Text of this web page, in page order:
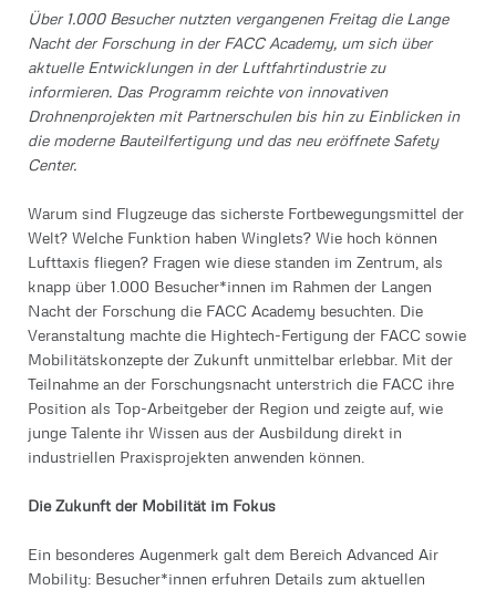
Über 1.000 Besucher nutzten vergangenen Freitag die Lange
Nacht der Forschung in der FACC Academy, um sich über
aktuelle Entwicklungen in der Luftfahrtindustrie zu
informieren. Das Programm reichte von innovativen
Drohnenprojekten mit Partnerschulen bis hin zu Einblicken in
die moderne Bauteilfertigung und das neu eröffnete Safety
Center.
Warum sind Flugzeuge das sicherste Fortbewegungsmittel der
Welt? Welche Funktion haben Winglets? Wie hoch können
Lufttaxis fliegen? Fragen wie diese standen im Zentrum, als
knapp über 1.000 Besucher*innen im Rahmen der Langen
Nacht der Forschung die FACC Academy besuchten. Die
Veranstaltung machte die Hightech-Fertigung der FACC sowie
Mobilitätskonzepte der Zukunft unmittelbar erlebbar. Mit der
Teilnahme an der Forschungsnacht unterstrich die FACC ihre
Position als Top-Arbeitgeber der Region und zeigte auf, wie
junge Talente ihr Wissen aus der Ausbildung direkt in
industriellen Praxisprojekten anwenden können.
Die Zukunft der Mobilität im Fokus
Ein besonderes Augenmerk galt dem Bereich Advanced Air
Mobility: Besucher*innen erfuhren Details zum aktuellen